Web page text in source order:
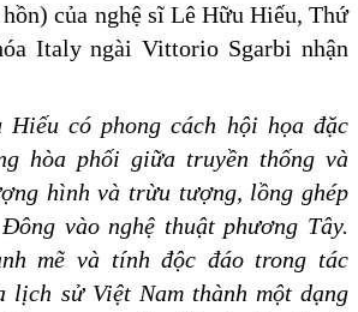
của nghệ sĩ Lê Hữu Hiếu, Thứ
Italy ngài Vittorio Sgarbi nhận
Hiếu có phong cách hội họa đặc
hòa phối giữa truyền thống và
hình và trừu tượng, lồng ghép
vào nghệ thuật phương Tây.
mẽ và tính độc đáo trong tác
lịch sử Việt Nam thành một dạng